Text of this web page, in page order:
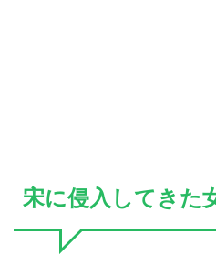
宋に侵入してきた